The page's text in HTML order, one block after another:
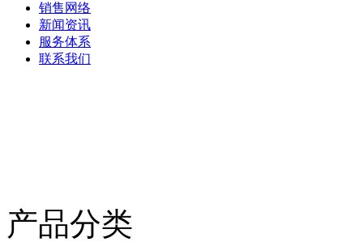
销售网络
新闻资讯
服务体系
联系我们
产品分类